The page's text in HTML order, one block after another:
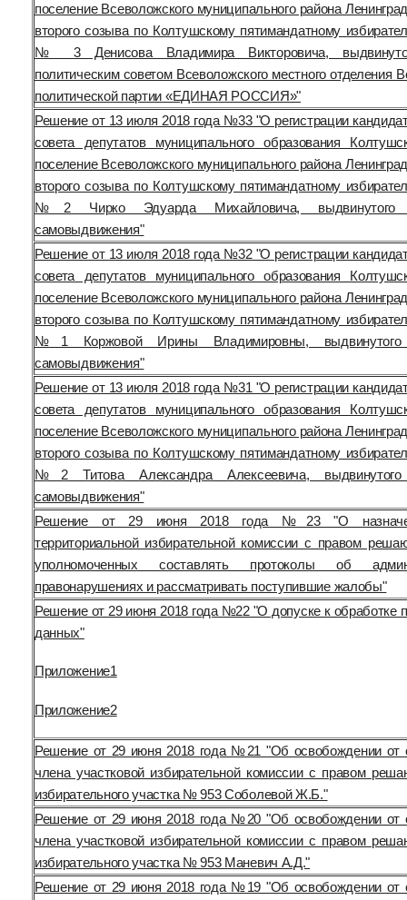
поселение Всеволожского муниципального района
второго созыва по Колтушскому пятимандатному
№ 3 Денисова Владимира Викторовича,
политическим советом Всеволожского местного отделения
политической партии «ЕДИНАЯ РОССИЯ»"
Решение от 13 июля 2018 года №33 "О регистрации
совета депутатов муниципального образования
поселение Всеволожского муниципального района
второго созыва по Колтушскому пятимандатному
№2 Чирко Эдуарда Михайловича, выдвинутого
самовыдвижения"
Решение от 13 июля 2018 года №32 "О регистрации
совета депутатов муниципального образования
поселение Всеволожского муниципального района
второго созыва по Колтушскому пятимандатному
№1 Коржовой Ирины Владимировны,
самовыдвижения"
Решение от 13 июля 2018 года №31 "О регистрации
совета депутатов муниципального образования
поселение Всеволожского муниципального района
второго созыва по Колтушскому пятимандатному
№2 Титова Александра Алексеевича,
самовыдвижения"
Решение от 29 июня 2018 года №23 "О
территориальной избирательной комиссии с правом
уполномоченных составлять протоколы об
правонарушениях и рассматривать поступившие жалобы"
Решение от 29 июня 2018 года №22 "О допуске к обработке
данных"
Приложение1
Приложение2
Решение от 29 июня 2018 года №21 "Об освобождении от
члена участковой избирательной комиссии с правом
избирательного участка № 953 Соболевой Ж.Б."
Решение от 29 июня 2018 года №20 "Об освобождении от
члена участковой избирательной комиссии с правом
избирательного участка № 953 Маневич А.Д."
Решение от 29 июня 2018 года №19 "Об освобождении от